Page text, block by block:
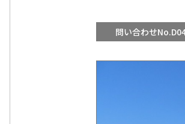
問い合わせ